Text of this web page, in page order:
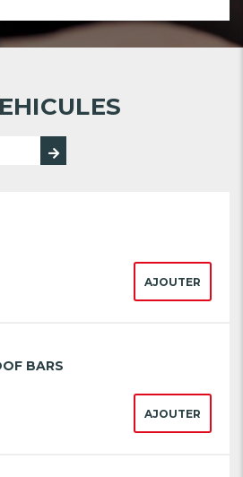
AJOUTER
BARS
AJOUTER